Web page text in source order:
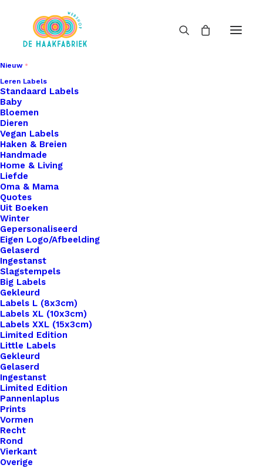
Nieuw
Leren Labels
Standaard Labels
Baby
Bloemen
Dieren
Vegan Labels
Haken & Breien
Handmade
Home & Living
Liefde
Oma & Mama
Quotes
Uit Boeken
Winter
Gepersonaliseerd
Eigen Logo/Afbeelding
Gelaserd
Ingestanst
Slagstempels
Big Labels
Gekleurd
Labels L (8x3cm)
Labels XL (10x3cm)
Labels XXL (15x3cm)
Limited Edition
Little Labels
Gekleurd
Gelaserd
Ingestanst
Limited Edition
Pannenlaplus
Prints
Vormen
Recht
Rond
Vierkant
Overige
Home
Benodigdheden
Waxkoord Metallic 1.0mm Carbon Grey
Waxkoord Metallic
1.0mm Carbon Grey
€
per meter.